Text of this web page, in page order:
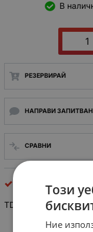
В
РЕЗЕРВИРАЙ
НАПРАВИ
СРАВНИ
интегрални схеми
TDA 9806
Този
Ние